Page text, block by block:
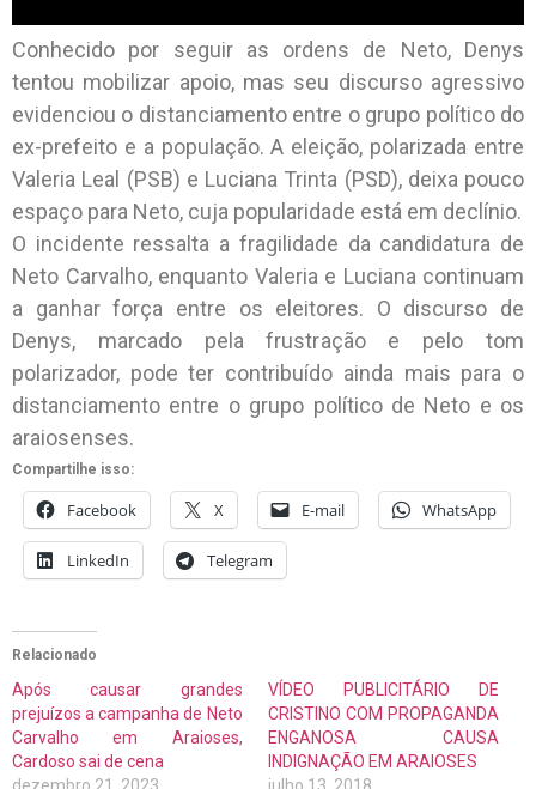
Conhecido por seguir as ordens de Neto, Denys
tentou mobilizar apoio, mas seu discurso agressivo
evidenciou o distanciamento entre o grupo político do
ex-prefeito e a população. A eleição, polarizada entre
Valeria Leal (PSB) e Luciana Trinta (PSD), deixa pouco
espaço para Neto, cuja popularidade está em declínio.
O incidente ressalta a fragilidade da candidatura de
Neto Carvalho, enquanto Valeria e Luciana continuam
a ganhar força entre os eleitores. O discurso de
Denys, marcado pela frustração e pelo tom
polarizador, pode ter contribuído ainda mais para o
distanciamento entre o grupo político de Neto e os
araiosenses.
Compartilhe isso:
Facebook X E-mail WhatsApp
LinkedIn Telegram
Relacionado
Após causar grandes
prejuízos a campanha de Neto
Carvalho em Araioses,
Cardoso sai de cena
VÍDEO PUBLICITÁRIO DE
CRISTINO COM PROPAGANDA
ENGANOSA CAUSA
INDIGNAÇÃO EM ARAIOSES